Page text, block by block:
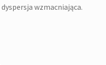
wzmacniająca.